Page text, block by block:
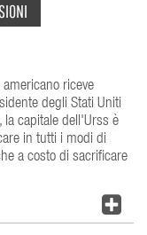
riceve
degli Stati Uniti
capitale dell'Urss è
in tutti i modi di
a costo di sacrificare